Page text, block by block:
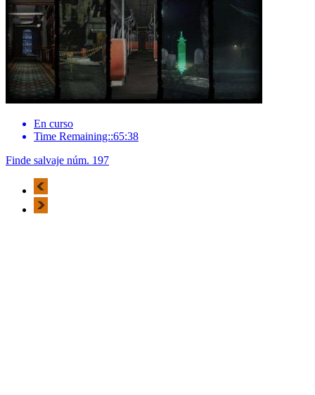
En curso
Time Remaining::65:38
Finde salvaje núm. 197